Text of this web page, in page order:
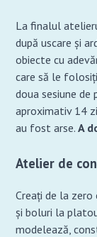
La finalul
după uscare și
obiecte cu
care să le
doua sesiune
aproximativ 14
au fost arse.A
Atelier de
Creați de la
și boluri la
modelează,